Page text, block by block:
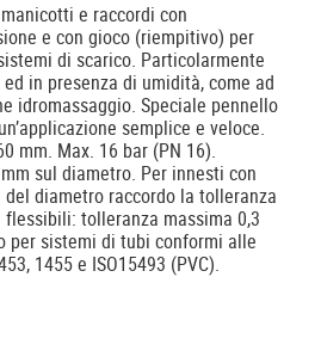
e raccordi con
e con gioco (riempitivo) per
di scarico. Particolarmente
in presenza di umidità, come ad
idromassaggio. Speciale pennello
semplice e veloce.
mm. Max. 16 bar (PN 16).
sul diametro. Per innesti con
diametro raccordo la tolleranza
flessibili: tolleranza massima 0,3
per sistemi di tubi conformi alle
1455 e ISO15493 (PVC).